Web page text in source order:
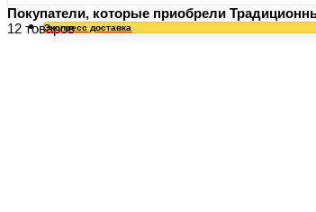
Покупатели, которые приобрели
12 товаровЭкспресс доставка